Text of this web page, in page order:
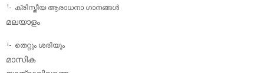
ക്രിസ്തീയ ആരാധനാ ഗാനങ്ങള്‍
മലയാളം
തെറ്റും ശരിയും
മാസിക